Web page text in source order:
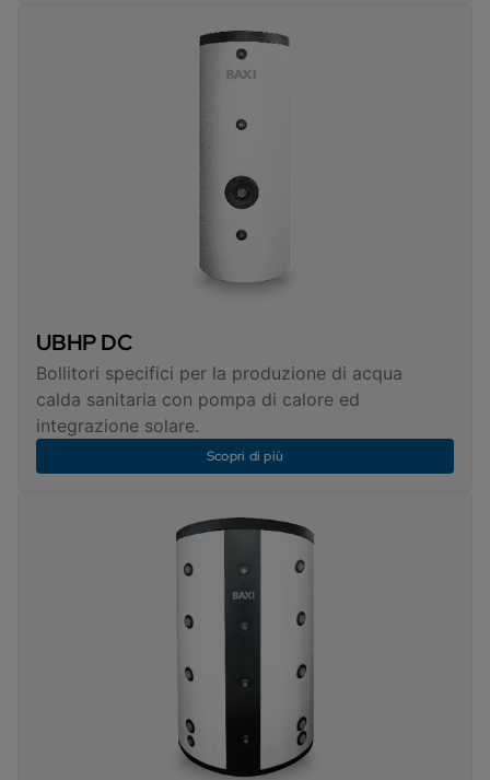
UBHP DC
Bollitori specifici per la produzione di acqua
calda sanitaria con pompa di calore ed
integrazione solare.
Scopri di più